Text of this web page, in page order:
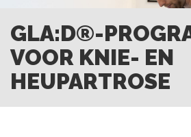
GLA:D®-
VOOR KNIE- EN
HEUPARTROSE